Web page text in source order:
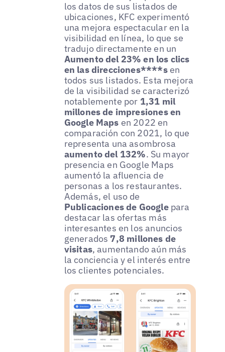
los datos de sus listados de
ubicaciones, KFC experimentó
una mejora espectacular en la
visibilidad en línea, lo que se
tradujo directamente en un
Aumento del 23% en los clics
en las direcciones****sen
todos sus listados. Esta mejora
de la visibilidad se caracterizó
notablemente por 1,31 mil
millones de impresiones en
Google Maps en 2022 en
comparación con 2021, lo que
representa una asombrosa
aumento del 132%. Su mayor
presencia en Google Maps
aumentó la afluencia de
personas a los restaurantes.
Además, el uso de
Publicaciones de Googlepara
destacar las ofertas más
interesantes en los anuncios
generados 7,8 millones de
visitas, aumentando aún más
la conciencia y el interés entre
los clientes potenciales.